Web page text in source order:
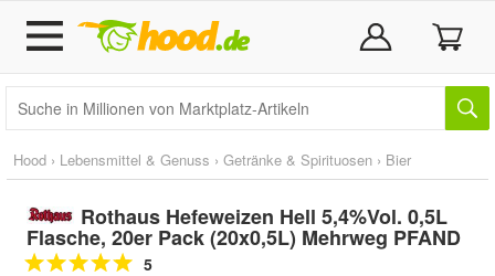
Hood › Lebensmittel & Genuss › Getränke & Spirituosen › Bier
Rothaus Hefeweizen Hell 5,4%Vol. 0,5L
Flasche, 20er Pack (20x0,5L) Mehrweg PFAND
5